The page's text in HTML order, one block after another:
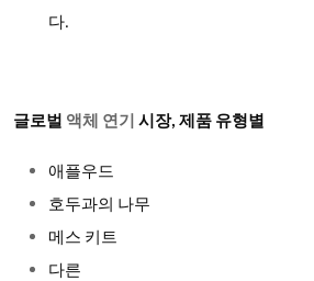
다.
글로벌 액체 연기 시장, 제품 유형별
애플우드
호두과의 나무
메스 키트
다른